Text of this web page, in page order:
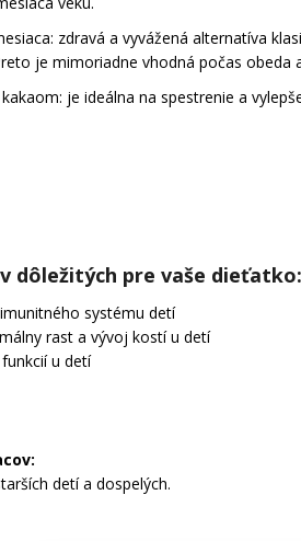
zdravá a vyvážená alternatíva
je mimoriadne vhodná počas obeda
je ideálna na spestrenie a
dôležitých pre vaše dieťatko:
systému detí
rast a vývoj kostí u detí
u detí
detí a dospelých.